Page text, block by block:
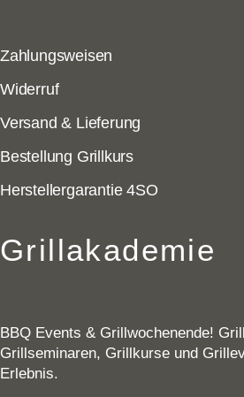
Zahlungsweisen
Widerruf
Versand & Lieferung
Bestellung Grillkurs
Herstellergarantie 4SO
Grillakademie
BBQ Events & Grillwochenende!
Grillseminaren, Grillkurse und
Erlebnis.